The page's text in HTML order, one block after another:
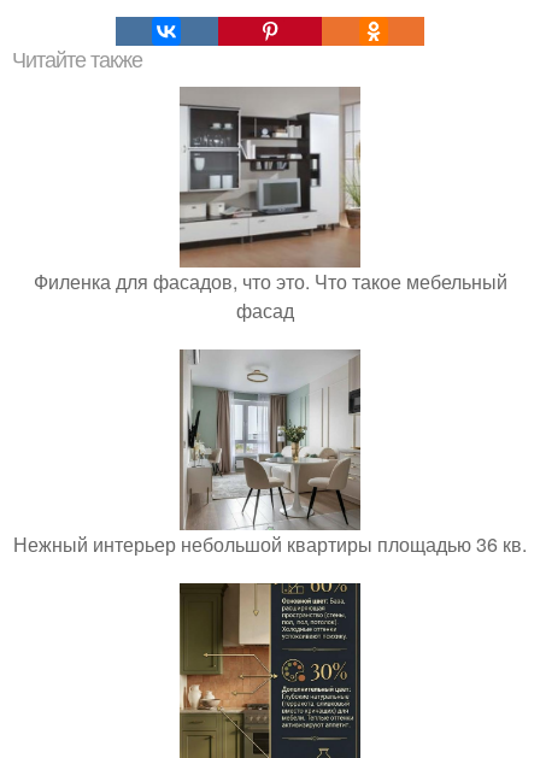
Читайте также
Филенка для фасадов, что это. Что такое мебельный
фасад
Нежный интерьер небольшой квартиры площадью 36 кв.